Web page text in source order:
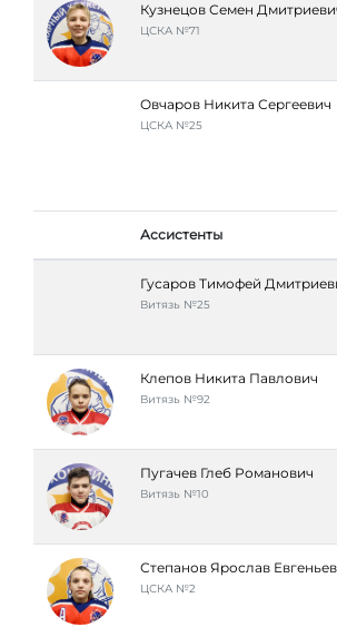
Кузнецов Семен
ЦСКА №71
Овчаров Никита Сергеевич
ЦСКА №25
Ассистенты
Гусаров Тимофей
Витязь №25
Клепов Никита Павлович
Витязь №92
Пугачев Глеб Романович
Витязь №10
Степанов Ярослав
ЦСКА №2